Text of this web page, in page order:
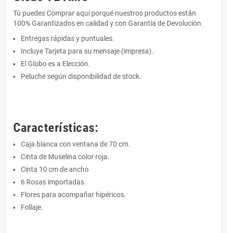
Tú puedes Comprar aquí porqué nuestros productos están
100% Garantizados en calidad y con Garantía de Devolución.
Entregas rápidas y puntuales.
Incluye Tarjeta para su mensaje (impresa).
El Globo es a Elección.
Peluche según disponibilidad de stock.
Características:
Caja blanca con ventana de 70 cm.
Cinta de Muselina color roja.
Cinta 10 cm de ancho
6 Rosas importadas.
Flores para acompañar hipéricos.
Follaje.